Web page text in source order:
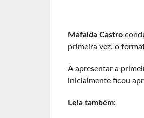
Mafalda Castro
primeira vez, o
A apresentar a
inicialmente ficou
Leia também: